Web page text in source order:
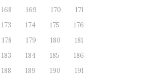
168 169 170
171
173 174 175
176
178 179 180
181
183 184 185
186
188 189 190
191